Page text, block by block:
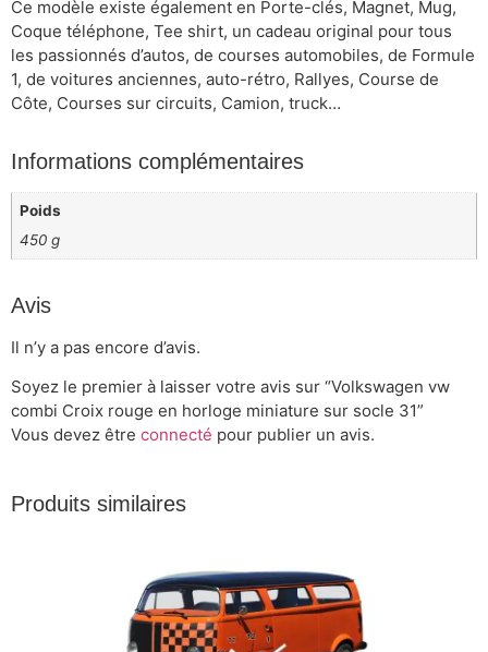
Ce modèle existe également en Porte-clés, Magnet, Mug,
Coque téléphone, Tee shirt, un cadeau original pour tous
les passionnés d’autos, de courses automobiles, de Formule
1, de voitures anciennes, auto-rétro, Rallyes, Course de
Côte, Courses sur circuits, Camion, truck…
Informations complémentaires
Poids
450 g
Avis
Il n’y a pas encore d’avis.
Soyez le premier à laisser votre avis sur “Volkswagen vw
combi Croix rouge en horloge miniature sur socle 31”
Vous devez être connecté pour publier un avis.
Produits similaires